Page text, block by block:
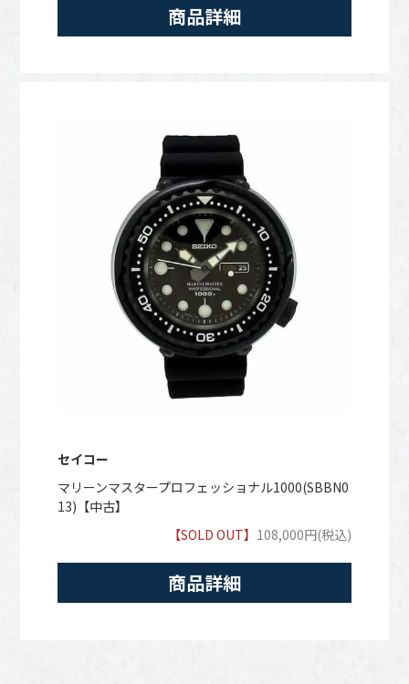
商品詳細
セイコー
マリーンマスタープロフェッショナル1000(SBBN0
13)【中古】
【SOLD OUT】 108,000円(税込)
商品詳細